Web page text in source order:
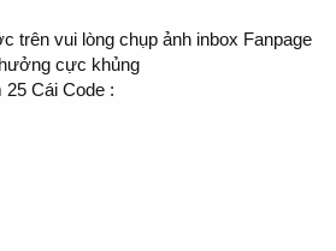
trên vui lòng chụp ảnh inbox Fanpage
cực khủng
Cái Code :